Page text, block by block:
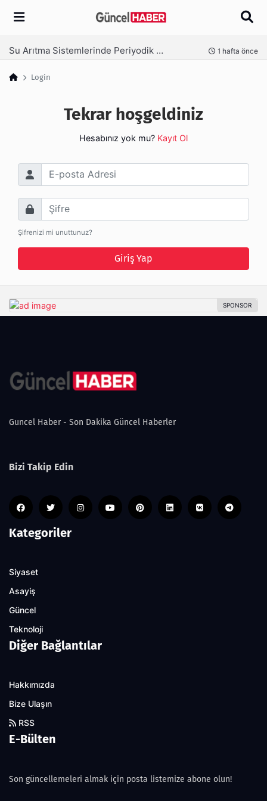
Arama
Su Arıtma Sistemlerinde Periyodik Bakım Neden Kritik? 1 hafta önce
Login
Tekrar hoşgeldiniz
Hesabınız yok mu? Kayıt Ol
E-posta Adresi
Şifre
Şifrenizi mi unuttunuz?
Giriş Yap
Guncel Haber - Son Dakika Güncel Haberler
Bizi Takip Edin
Kategoriler
Siyaset
Asayiş
Güncel
Teknoloji
Diğer Bağlantılar
Hakkımızda
Bize Ulaşın
RSS
E-Bülten
Son güncellemeleri almak için posta listemize abone olun!